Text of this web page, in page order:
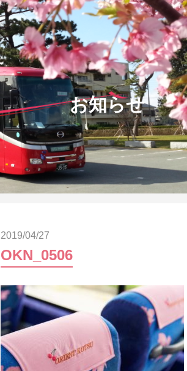
お知らせ
2019/04/27
OKN_0506